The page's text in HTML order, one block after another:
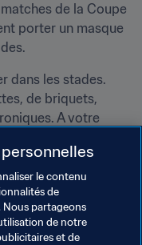
de la Coupe
porter un masque
dans les stades.
de briquets,
A votre
recevoir les
de la FIFA
Qatar 2021™, rendez-vous régulièrement sur
le contenu
de
Nous partageons
de notre
et de